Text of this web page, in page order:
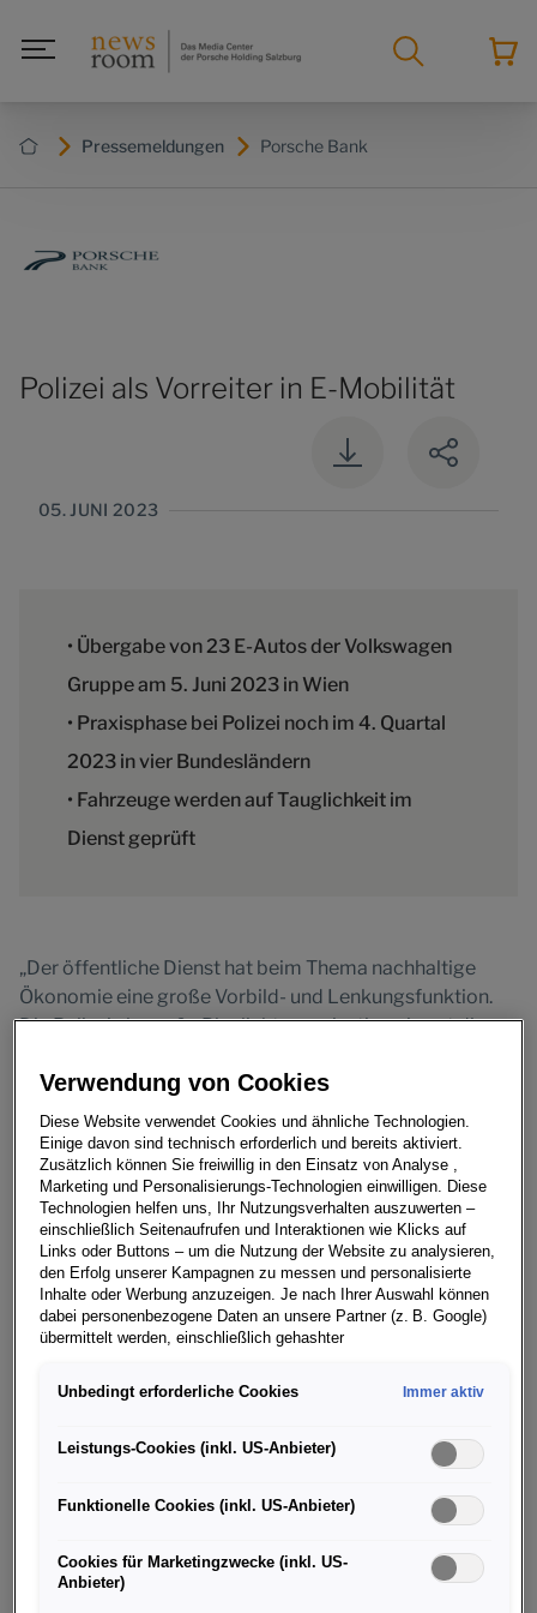
Pressemeldungen Porsche Bank
Polizei als Vorreiter in E-Mobilität
05. JUNI 2023
• Übergabe von 23 E-Autos der Volkswagen
Gruppe am 5. Juni 2023 in Wien
• Praxisphase bei Polizei noch im 4. Quartal
2023 in vier Bundesländern
• Fahrzeuge werden auf Tauglichkeit im
Dienst geprüft
„Der öffentliche Dienst hat beim Thema nachhaltige
Ökonomie eine große Vorbild- und Lenkungsfunktion.
Die Polizei als große Blaulichtorganisation nimmt diese
Umstellungen auf emissionsfreie Fahrzeuge“, sagte der
Generaldirektor für die öffentliche Sicherheit, Franz Ruf,
bei der Übergabe der ersten
E-Auto-Flotte am 5. Juni 2023 in Wien. Grund der
Übergabe war der Beginn einer umfangreichen
Praxisphase, in der die Tauglichkeit der Fahrzeuge für
den täglichen Polizeidienst geprüft wird. In den
Polizeidienst gestellt wurden 22 vollelektrische ID.3 und
ID.4, zum Teil mit Blaulicht und im Polizei-Design, sowie
ein Porsche Taycan, ebenfalls im Polizei-Look, der in
Niederösterreich, Wien und Tirol nehmen an dem
Pilotprojekt teil. In der Praxis soll, wissenschaftlich
begleitet, geprüft werden, ob sich die e-Mobilität für die
Fahrzeugen mit alternativen Antriebsformen können wir
notwendige Erfahrungen sammeln, ob ein problemloser
Verwendung von Cookies
Diese Website verwendet Cookies und ähnliche Technologien.
Einige davon sind technisch erforderlich und bereits aktiviert.
Zusätzlich können Sie freiwillig in den Einsatz von Analyse ,
Marketing und Personalisierungs-Technologien einwilligen. Diese
Technologien helfen uns, Ihr Nutzungsverhalten auszuwerten –
einschließlich Seitenaufrufen und Interaktionen wie Klicks auf
Links oder Buttons – um die Nutzung der Website zu analysieren,
den Erfolg unserer Kampagnen zu messen und personalisierte
Inhalte oder Werbung anzuzeigen. Je nach Ihrer Auswahl können
dabei personenbezogene Daten an unsere Partner (z. B. Google)
übermittelt werden, einschließlich gehashter
(z. B. E Mail Adresse oder Telefonnummer).
Dienste der Google Ireland Ltd., die personenbezogene Daten an
die Google LLC in den USA weiterleiten kann. In den USA besteht
und eingeschränkte Rechtsschutzmöglichkeiten können nicht
von Standardvertragsklauseln der Europäischen Kommission.
Unbedingt erforderliche Cookies Immer aktiv
Leistungs-Cookies (inkl. US-Anbieter)
Funktionelle Cookies (inkl. US-Anbieter)
Cookies für Marketingzwecke (inkl. US-
Anbieter)